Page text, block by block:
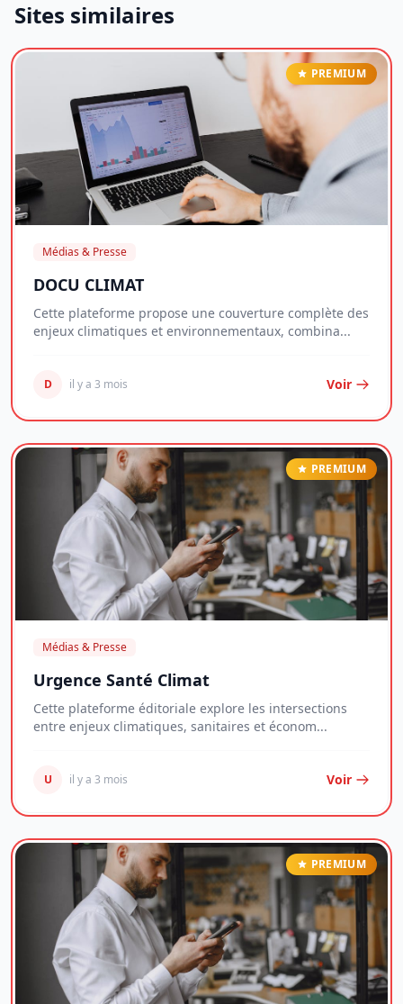
Sites similaires
PREMIUM
Médias & Presse
DOCU CLIMAT
Cette plateforme propose une couverture complète des
enjeux climatiques et environnementaux, combina...
D il y a 3 mois Voir
PREMIUM
Médias & Presse
Urgence Santé Climat
Cette plateforme éditoriale explore les intersections
entre enjeux climatiques, sanitaires et économ...
U il y a 3 mois Voir
PREMIUM